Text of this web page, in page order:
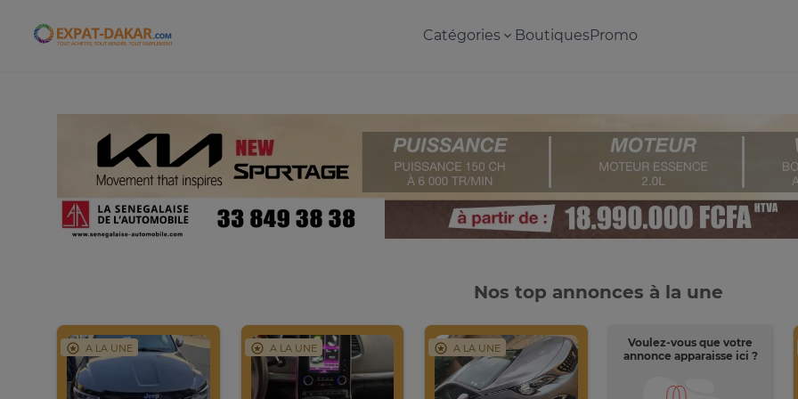
Expat-Dakar Catégories BoutiquesPromo
Nos top annonces à la une
A LA UNE A LA UNE A LA UNE
Voulez-vous que votre
annonce apparaisse ici ?